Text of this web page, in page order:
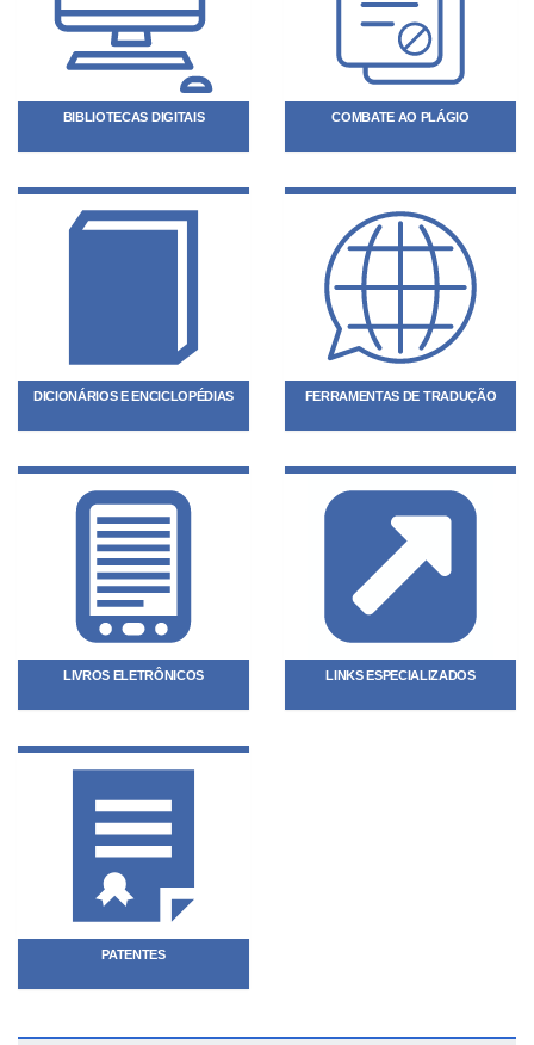
BIBLIOTECAS DIGITAIS COMBATE AO PLÁGIO
DICIONÁRIOS E ENCICLOPÉDIAS FERRAMENTAS DE TRADUÇÃO
LIVROS ELETRÔNICOS LINKS ESPECIALIZADOS
PATENTES